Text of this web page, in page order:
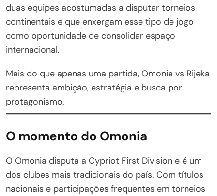
duas equipes acostumadas a disputar torneios
continentais e que enxergam esse tipo de jogo
como oportunidade de consolidar espaço
internacional.
Mais do que apenas uma partida, Omonia vs Rijeka
representa ambição, estratégia e busca por
protagonismo.
O momento do Omonia
O Omonia disputa a Cypriot First Division e é um
dos clubes mais tradicionais do país. Com títulos
nacionais e participações frequentes em torneios